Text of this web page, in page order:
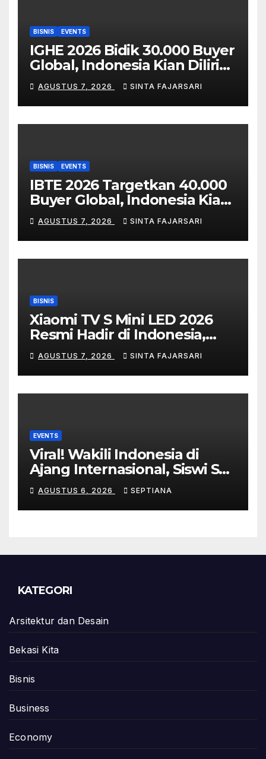
BISNIS EVENTS
IGHE 2026 Bidik 30.000 Buyer
Global, Indonesia Kian Dilirik
sebagai Pasar Strategis
Industri Housewares ASEAN
AGUSTUS 7, 2026 SINTA FAJARSARI
BISNIS EVENTS
IBTE 2026 Targetkan 40.000
Buyer Global, Indonesia Kian
Dilirik Jadi Hub Industri
Mainan dan Produk Bayi Asia
Tenggara
AGUSTUS 7, 2026 SINTA FAJARSARI
BISNIS
Xiaomi TV S Mini LED 2026
Resmi Hadir di Indonesia,
Bikin Nonton, Gaming,
hingga WFH Makin Maksimal
AGUSTUS 7, 2026 SINTA FAJARSARI
EVENTS
Viral! Wakili Indonesia di
Ajang Internasional, Siswi SD
Asal Bekasi Raih ArtSense
Distinction Award 2026 di
Malaysia
AGUSTUS 6, 2026 SEPTIANA
KATEGORI
Arsitektur dan Desain
Bekasi Kita
Bisnis
Business
Economy